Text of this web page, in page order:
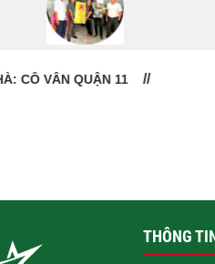
VÂN QUẬN 11
THÔNG